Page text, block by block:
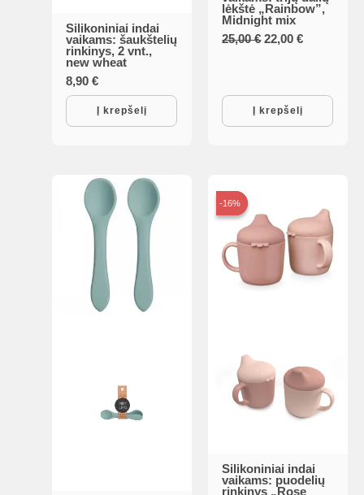
Silikoniniai indai
vaikams: šaukštelių
rinkinys, 2 vnt.,
new wheat
8,90€
Į krepšelį
lėkštė „Rainbow”,
Midnight mix
25,00€ Original
22,00€Current
Į krepšelį
-16%
-16%
Silikoniniai indai
vaikams: puodelių
rinkinys „Rose